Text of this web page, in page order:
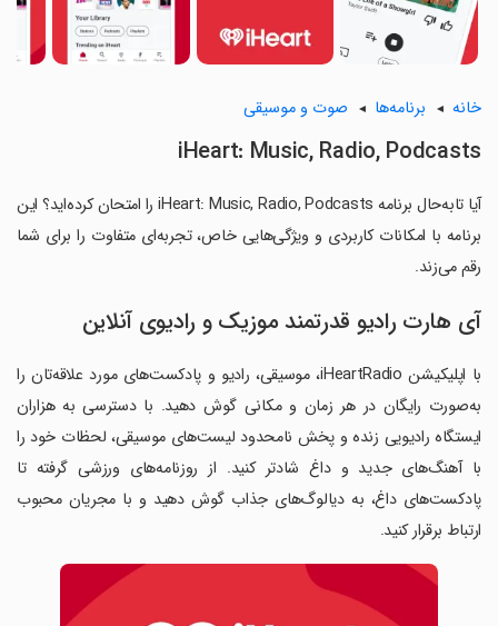
خانه برنامه‌ها صوت و موسیقی
iHeart: Music, Radio, Podcasts
آیا تابه‌حال برنامه iHeart: Music, Radio, Podcasts را امتحان کرده‌اید؟ این
برنامه با امکانات کاربردی و ویژگی‌هایی خاص، تجربه‌ای متفاوت را برای شما
رقم می‌زند.
آی هارت رادیو قدرتمند موزیک و رادیوی آنلاین
با اپلیکیشن iHeartRadio، موسیقی، رادیو و پادکست‌های مورد علاقه‌تان را
به‌صورت رایگان در هر زمان و مکانی گوش دهید. با دسترسی به هزاران
ایستگاه رادیویی زنده و پخش نامحدود لیست‌های موسیقی، لحظات خود را
با آهنگ‌های جدید و داغ شادتر کنید. از روزنامه‌های ورزشی گرفته تا
پادکست‌های داغ، به دیالوگ‌های جذاب گوش دهید و با مجریان محبوب
ارتباط برقرار کنید.